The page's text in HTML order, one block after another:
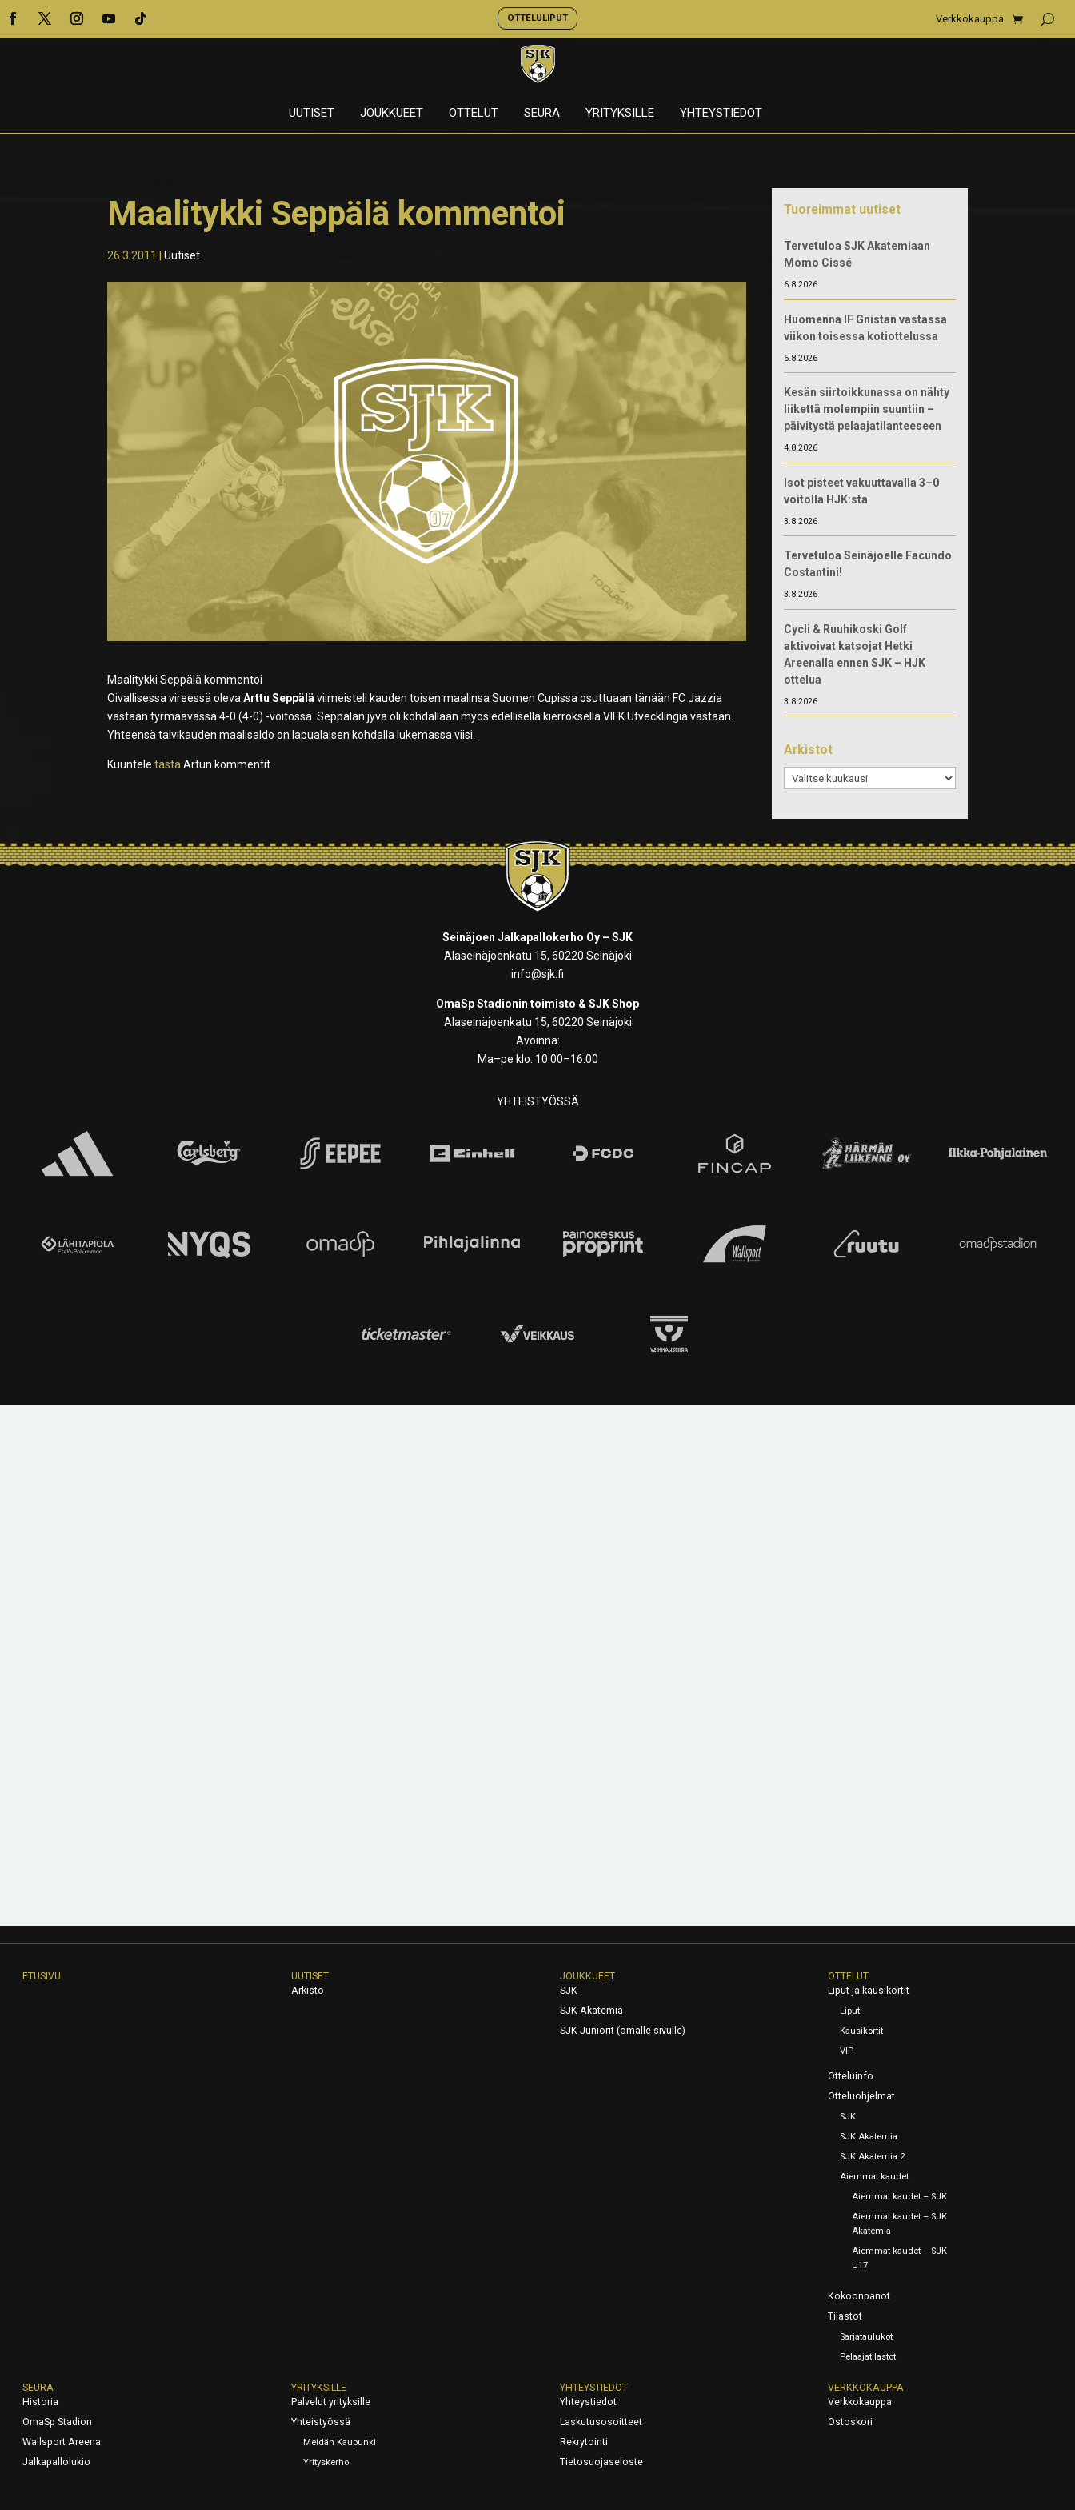
OTTELULIPUT Verkkokauppa
UUTISET JOUKKUEET OTTELUT SEURA YRITYKSILLE YHTEYSTIEDOT
Maalitykki Seppälä kommentoi
26.3.2011 |Uutiset
Maalitykki Seppälä kommentoi
Oivallisessa vireessä olevaArttu Seppäläviimeisteli kauden toisen maalinsa Suomen Cupissa osuttuaan tänään FC Jazzia
vastaan tyrmäävässä 4-0 (4-0) -voitossa. Seppälän jyvä oli kohdallaan myös edellisellä kierroksella VIFK Utvecklingiä vastaan.
Yhteensä talvikauden maalisaldo on lapualaisen kohdalla lukemassa viisi.
KuunteletästäArtun kommentit.
Tuoreimmat uutiset
Tervetuloa SJK Akatemiaan
Momo Cissé
6.8.2026
Huomenna IF Gnistan vastassa
viikon toisessa kotiottelussa
6.8.2026
Kesän siirtoikkunassa on nähty
liikettä molempiin suuntiin –
päivitystä pelaajatilanteeseen
4.8.2026
Isot pisteet vakuuttavalla 3–0
voitolla HJK:sta
3.8.2026
Tervetuloa Seinäjoelle Facundo
Costantini!
3.8.2026
Cycli & Ruuhikoski Golf
aktivoivat katsojat Hetki
Areenalla ennen SJK – HJK
ottelua
3.8.2026
Arkistot
Arkistot
Seinäjoen Jalkapallokerho Oy – SJK
Alaseinäjoenkatu 15, 60220 Seinäjoki
info@sjk.fi
OmaSp Stadionin toimisto & SJK Shop
Alaseinäjoenkatu 15, 60220 Seinäjoki
Avoinna:
Ma–pe klo. 10:00–16:00
YHTEISTYÖSSÄ
ETUSIVU
UUTISET
Arkisto
JOUKKUEET
SJK
SJK Akatemia
SJK Juniorit (omalle sivulle)
OTTELUT
Liput ja kausikortit
Liput
Kausikortit
VIP
Otteluinfo
Otteluohjelmat
SJK
SJK Akatemia
SJK Akatemia 2
Aiemmat kaudet
Aiemmat kaudet – SJK
Aiemmat kaudet – SJK
Akatemia
Aiemmat kaudet – SJK
U17
Kokoonpanot
Tilastot
Sarjataulukot
Pelaajatilastot
SEURA
Historia
OmaSp Stadion
Wallsport Areena
Jalkapallolukio
YRITYKSILLE
Palvelut yrityksille
Yhteistyössä
Meidän Kaupunki
Yrityskerho
YHTEYSTIEDOT
Yhteystiedot
Laskutusosoitteet
Rekrytointi
Tietosuojaseloste
VERKKOKAUPPA
Verkkokauppa
Ostoskori